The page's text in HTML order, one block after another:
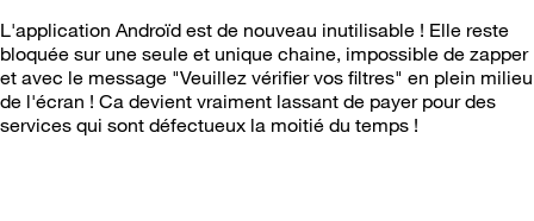
L'application Androïd est de nouveau inutilisable ! Elle reste
bloquée sur une seule et unique chaine, impossible de zapper
et avec le message "Veuillez vérifier vos filtres" en plein milieu
de l'écran ! Ca devient vraiment lassant de payer pour des
services qui sont défectueux la moitié du temps !